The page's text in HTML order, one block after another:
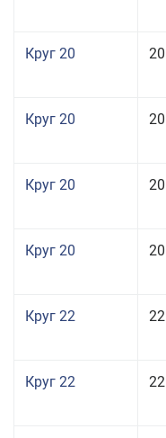
Круг 20 20
Круг 20 20
Круг 20 20
Круг 20 20
Круг 22 22
Круг 22 22